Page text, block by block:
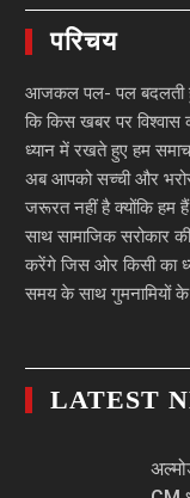
परिचय
आजकल पल- पल बदलती
कि किस खबर पर
ध्यान में रखते हुए हम
अब आपको सच्ची और
जरूरत नहीं है क्योंकि हम
साथ सामाजिक सरोकार
करेंगे जिस ओर किसी का
समय के साथ गुमनामियों
LATEST